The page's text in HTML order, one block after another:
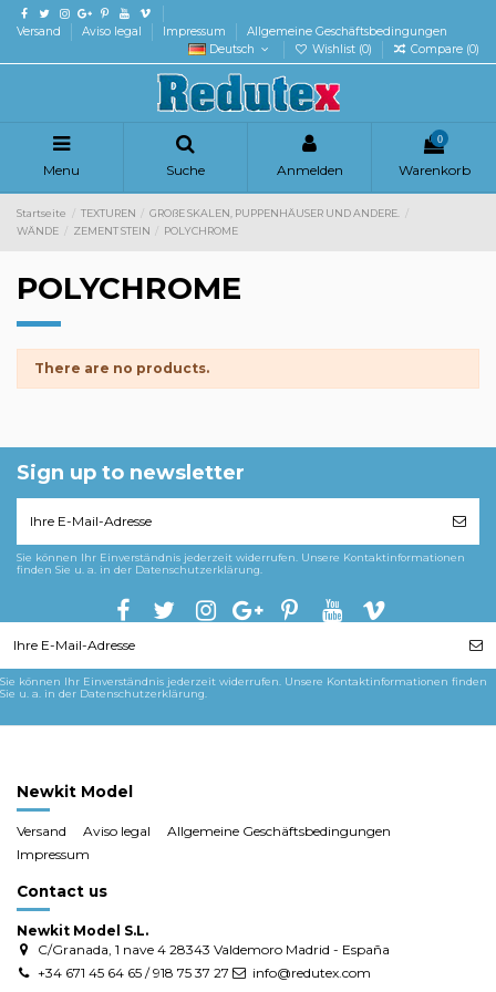
Versand Aviso legal Impressum
Allgemeine Geschäftsbedingungen
Deutsch
Wishlist (0) Compare (0)
Menu Suche Anmelden
0
Warenkorb
Startseite TEXTUREN
GROßE SKALEN, PUPPENHÄUSER UND ANDERE.
WÄNDE
ZEMENT STEIN POLYCHROME
POLYCHROME
There are no products.
Sign up to newsletter
Sie können Ihr Einverständnis jederzeit widerrufen. Unsere Kontaktinformationen
finden Sie u. a. in der Datenschutzerklärung.
Sie können Ihr Einverständnis jederzeit widerrufen. Unsere Kontaktinformationen finden
Sie u. a. in der Datenschutzerklärung.
Newkit Model
Versand Aviso legal
Allgemeine Geschäftsbedingungen
Impressum
Contact us
Newkit Model S.L.
C/Granada, 1 nave 4 28343 Valdemoro Madrid - España
+34 671 45 64 65 / 918 75 37 27
info@redutex.com